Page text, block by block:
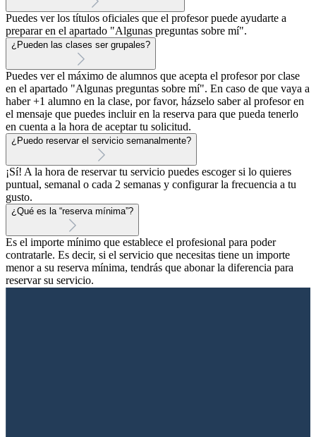
Puedes ver los títulos oficiales que el profesor puede ayudarte a
preparar en el apartado "Algunas preguntas sobre mí".
¿Pueden las clases ser grupales?
Puedes ver el máximo de alumnos que acepta el profesor por clase
en el apartado "Algunas preguntas sobre mí". En caso de que vaya a
haber +1 alumno en la clase, por favor, házselo saber al profesor en
el mensaje que puedes incluir en la reserva para que pueda tenerlo
en cuenta a la hora de aceptar tu solicitud.
¿Puedo reservar el servicio semanalmente?
¡Sí! A la hora de reservar tu servicio puedes escoger si lo quieres
puntual, semanal o cada 2 semanas y configurar la frecuencia a tu
gusto.
¿Qué es la “reserva mínima”?
Es el importe mínimo que establece el profesional para poder
contratarle. Es decir, si el servicio que necesitas tiene un importe
menor a su reserva mínima, tendrás que abonar la diferencia para
reservar su servicio.